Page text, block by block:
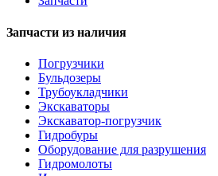
Запчасти из наличия
Погрузчики
Бульдозеры
Трубоукладчики
Экскаваторы
Экскаватор-погрузчик
Гидробуры
Оборудование для разрушения
Гидромолоты